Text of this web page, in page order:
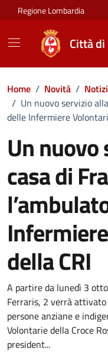
Vai ai contenuti
Vai al footer
Regione Lombardia
Città
Home / Novità /
/ Un nuovo servizio
delle Infermiere
Un
casa di
della CRI
Dettagli
A partire da lunedì 3
Ferraris, 2 verrà
persone anziane e
Volontarie della Croce
president...